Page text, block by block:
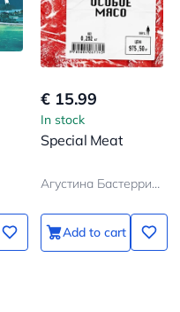
€ 15.99
In stock
Special Meat
Агустина Бастеррика
Add to cart